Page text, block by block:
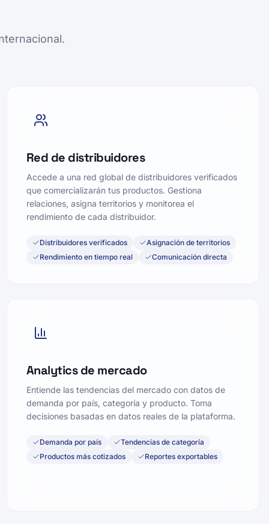
Red de distribuidores
Accede a una red global de distribuidores verificados
que comercializarán tus productos. Gestiona
relaciones, asigna territorios y monitorea el
rendimiento de cada distribuidor.
Distribuidores verificados
Asignación de territorios
Rendimiento en tiempo real
Comunicación directa
Analytics de mercado
Entiende las tendencias del mercado con datos de
demanda por país, categoría y producto. Toma
decisiones basadas en datos reales de la plataforma.
Demanda por país
Tendencias de categoría
Productos más cotizados
Reportes exportables